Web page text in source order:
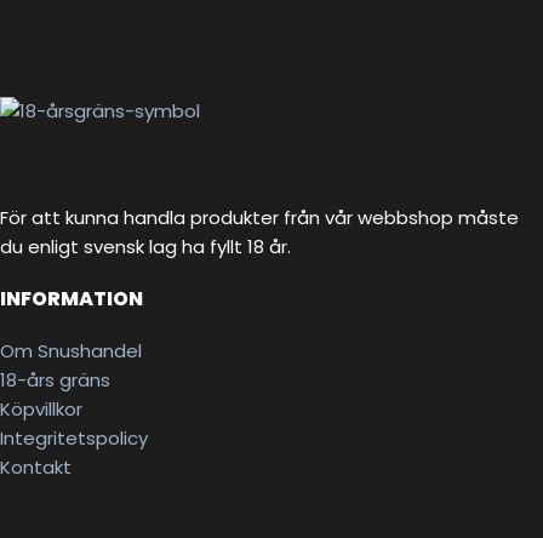
För att kunna handla produkter från vår webbshop måste
du enligt svensk lag ha fyllt 18 år.
INFORMATION
Om Snushandel
18-års gräns
Köpvillkor
Integritetspolicy
Kontakt